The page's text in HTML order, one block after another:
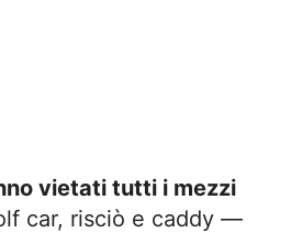
vietati tutti i mezzi
car, risciò e caddy —